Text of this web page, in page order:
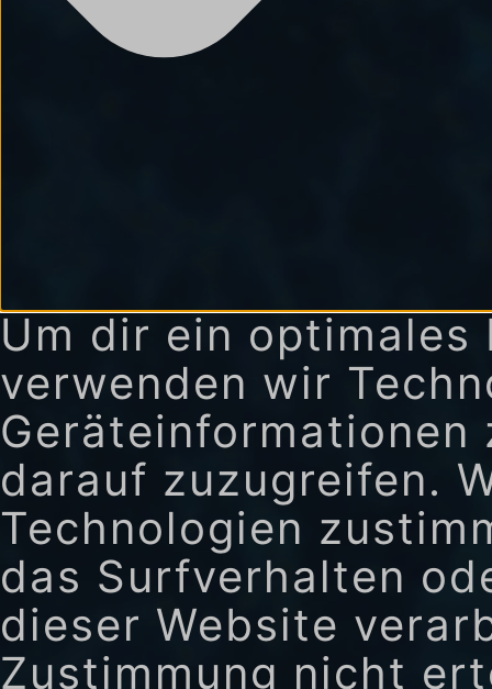
Um dir ein
verwenden wir
darauf zuzugreifen.
Technologien
das Surfverhalten
dieser Website
Zustimmung nicht